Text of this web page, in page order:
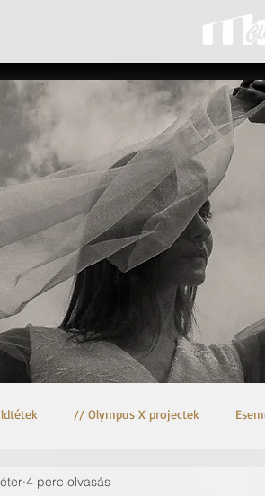
// Olympus X projectek
OM-3 Astro
4 perc olvasás